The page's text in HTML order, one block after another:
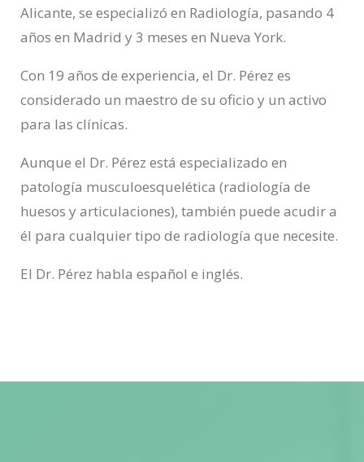
Alicante, se especializó en Radiología, pasando 4
años en Madrid y 3 meses en Nueva York.
Con 19 años de experiencia, el Dr. Pérez es
considerado un maestro de su oficio y un activo
para las clínicas.
Aunque el Dr. Pérez está especializado en
patología musculoesquelética (radiología de
huesos y articulaciones), también puede acudir a
él para cualquier tipo de radiología que necesite.
El Dr. Pérez habla español e inglés.